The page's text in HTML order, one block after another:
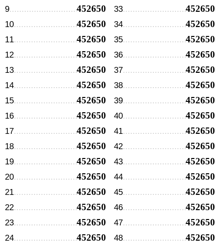
9 452650
10 452650
11 452650
12 452650
13 452650
14 452650
15 452650
16 452650
17 452650
18 452650
19 452650
20 452650
21 452650
22 452650
23 452650
24 452650
33 452650
34 452650
35 452650
36 452650
37 452650
38 452650
39 452650
40 452650
41 452650
42 452650
43 452650
44 452650
45 452650
46 452650
47 452650
48 452650